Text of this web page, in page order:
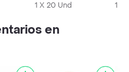
1 X 20 Und
1 X
en